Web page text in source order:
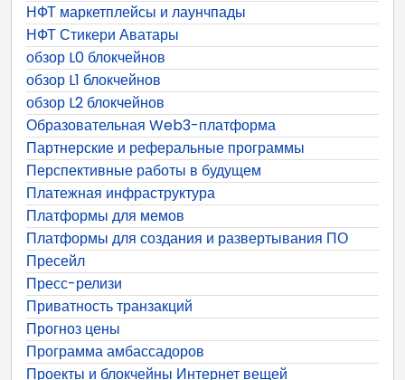
НФТ маркетплейсы и лаунчпады
НФТ Стикери Аватары
обзор L0 блокчейнов
обзор L1 блокчейнов
обзор L2 блокчейнов
Образовательная Web3-платформа
Партнерские и реферальные программы
Перспективные работы в будущем
Платежная инфраструктура
Платформы для мемов
Платформы для создания и развертывания ПО
Пресейл
Пресс-релизи
Приватность транзакций
Прогноз цены
Программа амбассадоров
Проекты и блокчейны Интернет вещей